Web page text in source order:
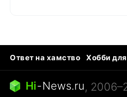
Ответ на хамство
Хобби
Бензин 100 и 95
Тунцы в
Следующая пандемия
Hi-News.ru,